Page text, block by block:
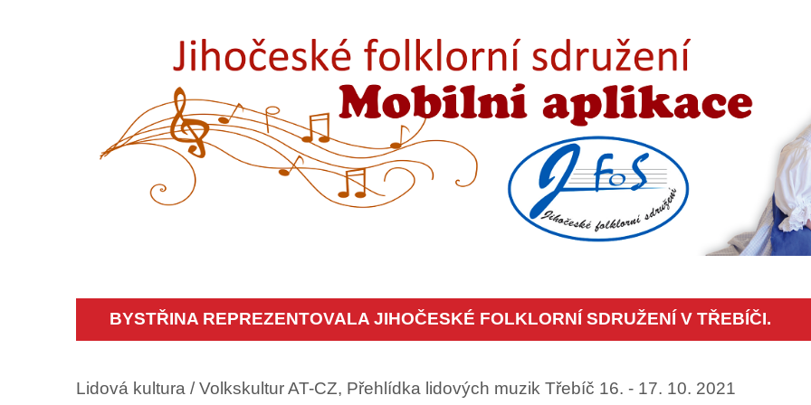
BYSTŘINA REPREZENTOVALA JIHOČESKÉ FOLKLORNÍ SDRUŽENÍ V TŘEBÍČI.
Lidová kultura / Volkskultur AT-CZ, Přehlídka lidových muzik Třebíč 16. - 17. 10. 2021